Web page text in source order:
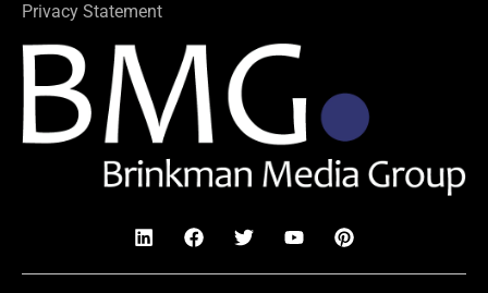
Privacy Statement